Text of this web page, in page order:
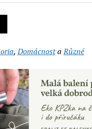
,DomácnostaRůzné